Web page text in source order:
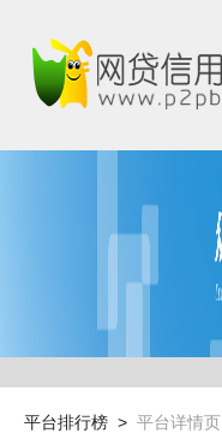
平台排行榜 > 平台详情页